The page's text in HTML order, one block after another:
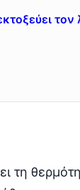
τον
τη